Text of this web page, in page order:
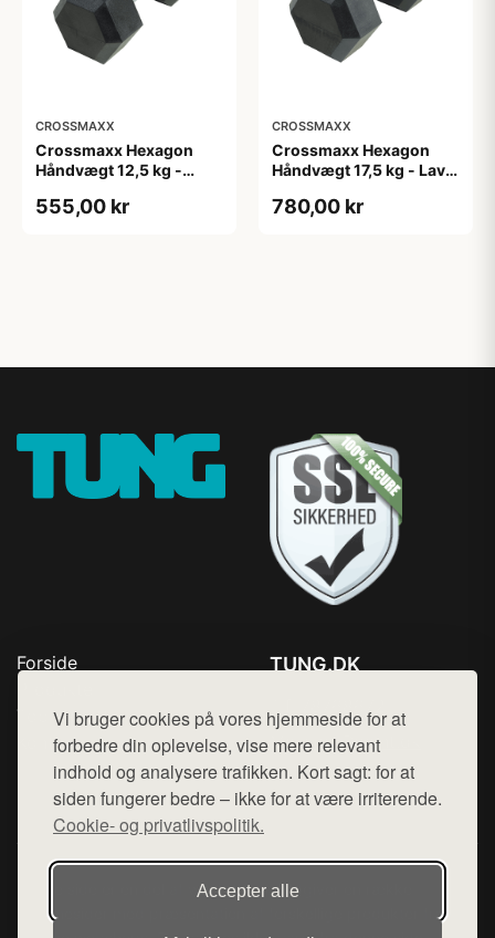
Vi bruger cookies på vores hjemmeside for at
forbedre din oplevelse, vise mere relevant
indhold og analysere trafikken. Kort sagt: for at
siden fungerer bedre – ikke for at være irriterende.
Cookie- og privatlivspolitik.
Accepter alle
CROSSMAXX
Crossmaxx Hexagon
Håndvægt 12,5 kg -
med gummi - Riflet
555,00 kr
CROSSMAXX
Crossmaxx Hexagon
Håndvægt 17,5 kg - Lavet
gummi - Riflet håndtag
780,00 kr
Forside
Top Rabatter
Kontakt
TUNG.DK
Mail: hej@want.dk
Cookie- og privatlivspolitik
Denne side er en del af want.dk, der udgiver en række
hjemmesider med præsentation af forskellige produkter fra